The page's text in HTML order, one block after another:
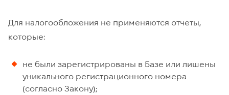
Для налогообложения не применяются отчеты,
которые:
не были зарегистрированы в Базе или лишены
уникального регистрационного номера
(согласно Закону);